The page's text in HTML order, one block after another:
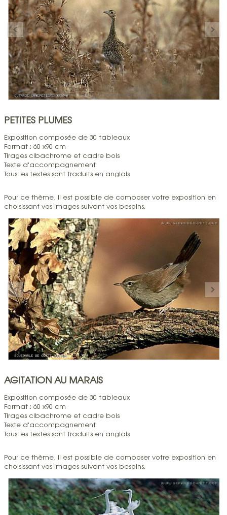
PETITES PLUMES
Exposition composée de 30 tableaux
Format : 60 x90 cm
Tirages cibachrome et cadre bois
Texte d'accompagnement
Tous les textes sont traduits en anglais
Pour ce thème, il est possible de composer votre exposition en
choisissant vos images suivant vos besoins.
AGITATION AU MARAIS
Exposition composée de 30 tableaux
Format : 60 x90 cm
Tirages cibachrome et cadre bois
Texte d'accompagnement
Tous les textes sont traduits en anglais
Pour ce thème, il est possible de composer votre exposition en
choisissant vos images suivant vos besoins.